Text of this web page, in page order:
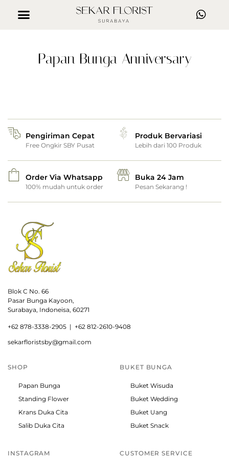
Papan Bunga Anniversary
Pengiriman Cepat
Free Ongkir SBY Pusat
Produk Bervariasi
Lebih dari 100 Produk
Order Via Whatsapp
100% mudah untuk order
Buka 24 Jam
Pesan Sekarang !
Blok C No. 66
Pasar Bunga Kayoon,
Surabaya, Indoneisa, 60271
+62 878-3338-2905 | +62 812-2610-9408
sekarfloristsby@gmail.com
SHOP
Papan Bunga
Standing Flower
Krans Duka Cita
Salib Duka Cita
BUKET BUNGA
Buket Wisuda
Buket Wedding
Buket Uang
Buket Snack
INSTAGRAM CUSTOMER SERVICE